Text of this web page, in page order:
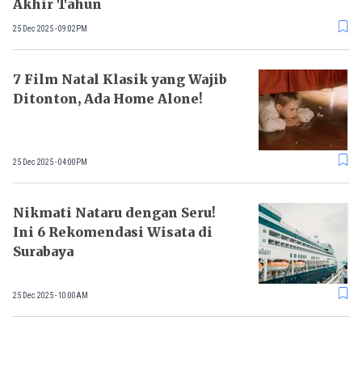
Akhir Tahun
25 Dec 2025 - 09:02PM
7 Film Natal Klasik yang Wajib
Ditonton, Ada Home Alone!
25 Dec 2025 - 04:00PM
Nikmati Nataru dengan Seru!
Ini 6 Rekomendasi Wisata di
Surabaya
25 Dec 2025 - 10:00AM